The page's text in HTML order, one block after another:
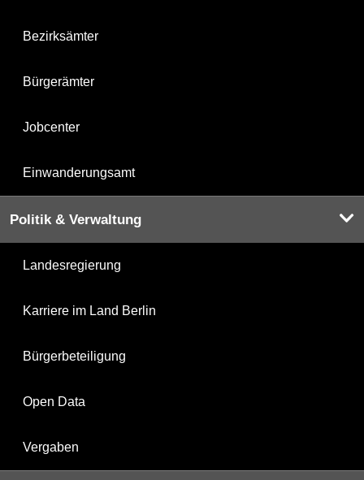
Bezirksämter
Bürgerämter
Jobcenter
Einwanderungsamt
Politik & Verwaltung
Landesregierung
Karriere im Land Berlin
Bürgerbeteiligung
Open Data
Vergaben